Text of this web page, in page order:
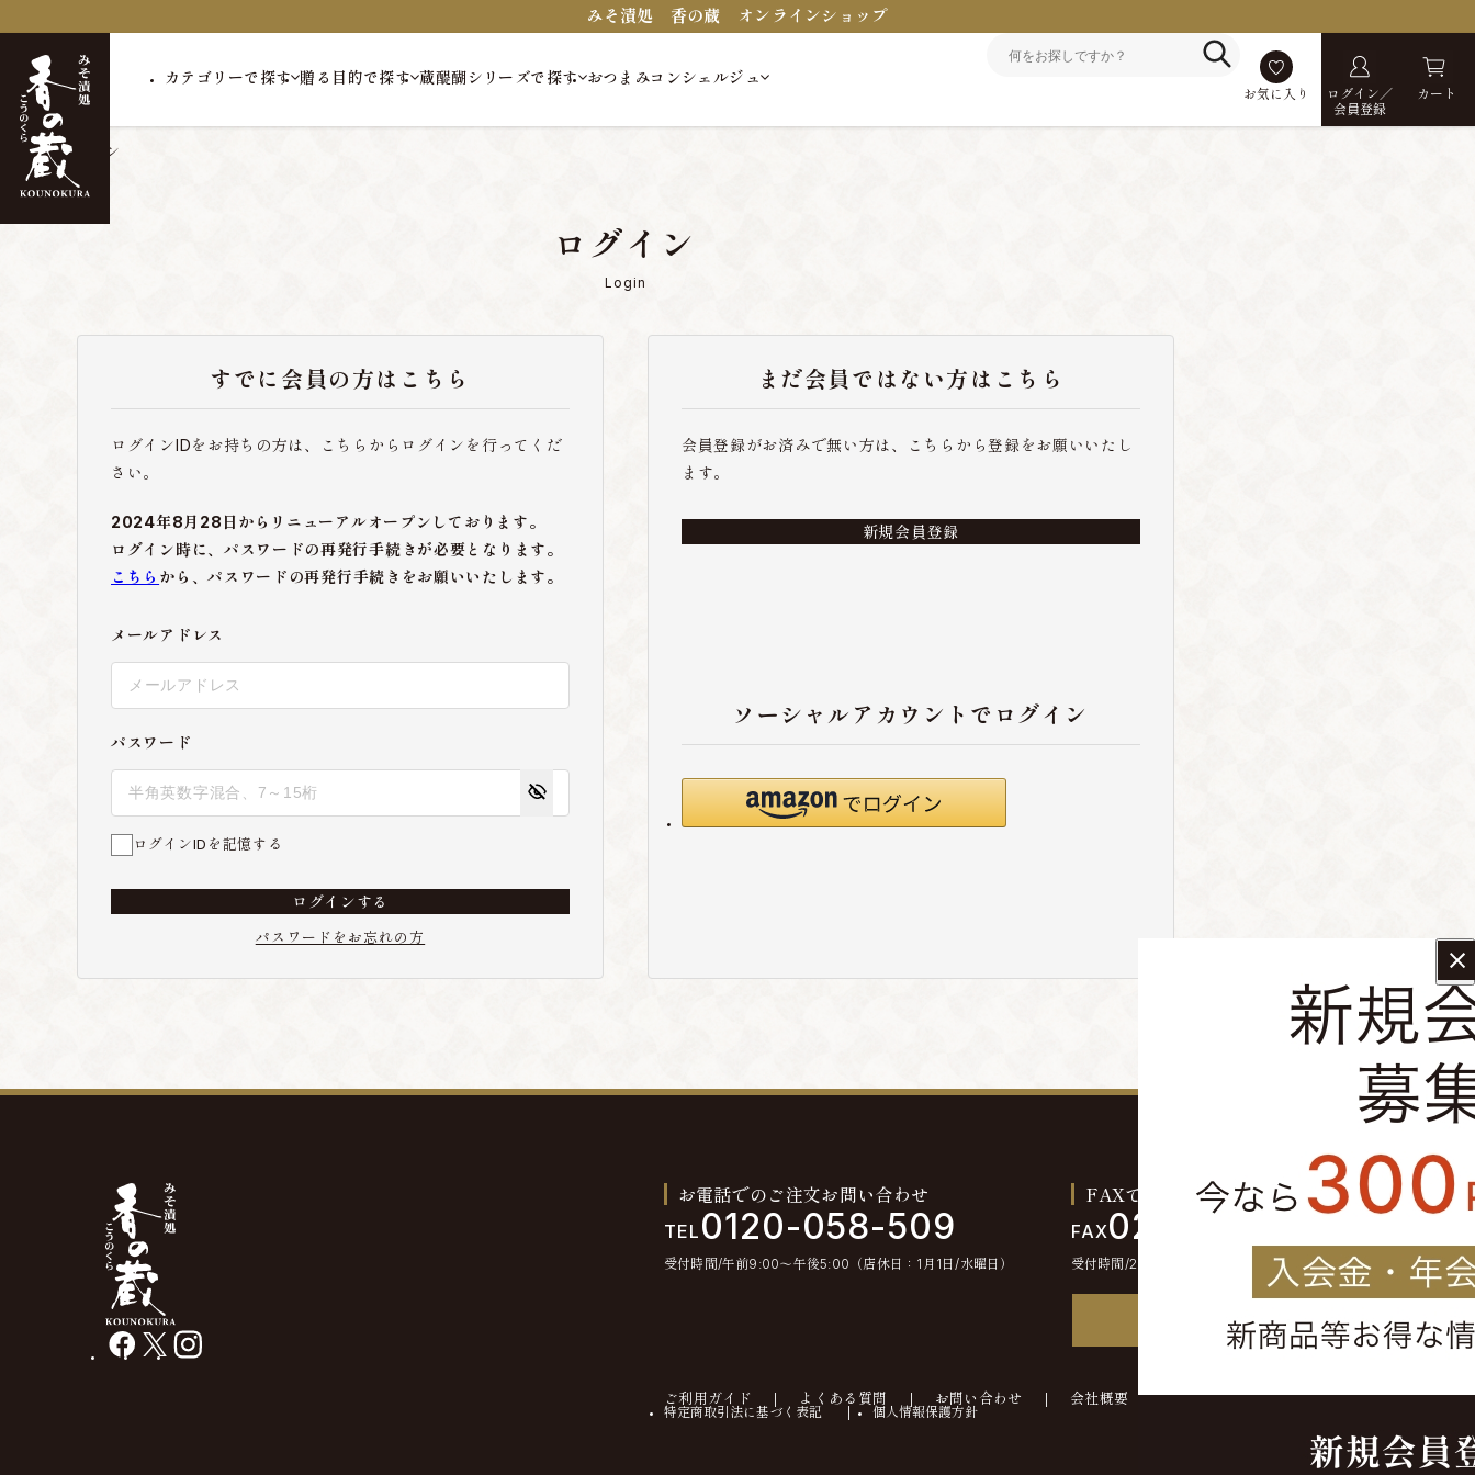
みそ漬処 香の蔵 オンラインショップ
カテゴリーで探す 贈る目的で探す 蔵醍醐シリーズで探す おつまみコンシェルジュ
お気に入り
ログイン／
会員登録
カート
トップ ログイン
ログイン
Login
すでに会員の方はこちら
ログインIDをお持ちの方は、こちらからログインを行ってくだ
さい。
2024年8月28日からリニューアルオープンしております。
ログイン時に、パスワードの再発行手続きが必要となります。
こちら から、パスワードの再発行手続きをお願いいたします。
メールアドレス
パスワード
ログインIDを記憶する
ログインする
パスワードをお忘れの方
まだ会員ではない方はこちら
会員登録がお済みで無い方は、こちらから登録をお願いいたし
ます。
新規会員登録
ソーシャルアカウントでログイン
facebook
X instagram
お電話でのご注文お問い合わせ
TEL 0120-058-509
受付時間/午前9:00〜午後5:00（店休日：1月1日/水曜日）
FAXでのご注文お問い合わせ
FAX0244-46-2355
受付時間/24時間受付
ご利用ガイド よくある質問 お問い合わせ 会社概要
特定商取引法に基づく表記 個人情報保護方針